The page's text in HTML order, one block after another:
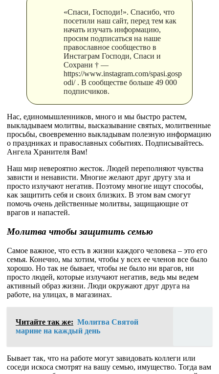
«Спаси, Господи!». Спасибо, что
посетили наш сайт, перед тем как
начать изучать информацию,
просим подписаться на наше
православное сообщество в
Инстаграм Господи, Спаси и
Сохрани † —
https://www.instagram.com/spasi.gosp
odi/ . В сообществе больше 49 000
подписчиков.
Нас, единомышленников, много и мы быстро растем,
выкладываем молитвы, высказывание святых, молитвенные
просьбы, своевременно выкладывам полезную информацию
о праздниках и православных событиях. Подписывайтесь.
Ангела Хранителя Вам!
Наш мир невероятно жесток. Людей переполняют чувства
зависти и ненависти. Многие желают друг другу зла и
просто излучают негатив. Поэтому многие ищут способы,
как защитить себя и своих близких. В этом вам смогут
помочь очень действенные молитвы, защищающие от
врагов и напастей.
Молитва чтобы защитить семью
Самое важное, что есть в жизни каждого человека – это его
семья. Конечно, мы хотим, чтобы у всех ее членов все было
хорошо. Но так не бывает, чтобы не было ни врагов, ни
просто людей, которые излучают негатив, ведь мы ведем
активный образ жизни. Люди окружают друг друга на
работе, на улицах, в магазинах.
Читайте так же: Молитва Святой
марине на каждый день
Бывает так, что на работе могут завидовать коллеги или
соседи искоса смотрят на вашу семью, имущество. Тогда вам